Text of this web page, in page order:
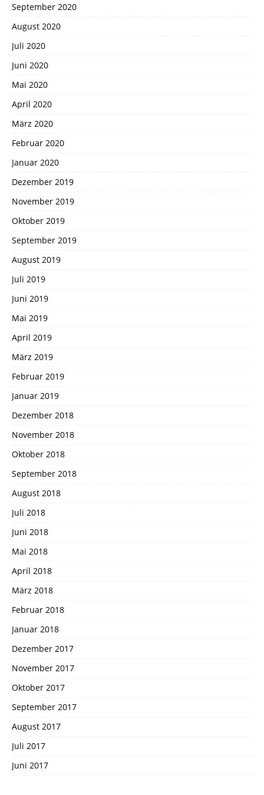
September 2020
August 2020
Juli 2020
Juni 2020
Mai 2020
April 2020
März 2020
Februar 2020
Januar 2020
Dezember 2019
November 2019
Oktober 2019
September 2019
August 2019
Juli 2019
Juni 2019
Mai 2019
April 2019
März 2019
Februar 2019
Januar 2019
Dezember 2018
November 2018
Oktober 2018
September 2018
August 2018
Juli 2018
Juni 2018
Mai 2018
April 2018
März 2018
Februar 2018
Januar 2018
Dezember 2017
November 2017
Oktober 2017
September 2017
August 2017
Juli 2017
Juni 2017